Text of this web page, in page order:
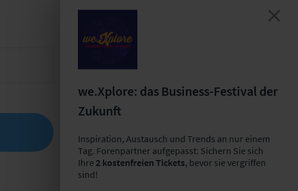
we.Xplore: das Business-Festival der
Zukunft
Inspiration, Austausch und Trends an nur einem
Tag. Forenpartner aufgepasst: Sichern Sie sich
Ihre 2 kostenfreien Tickets, bevor sie vergriffen
sind!